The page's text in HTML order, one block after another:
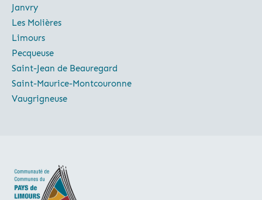
Janvry
Les Molières
Limours
Pecqueuse
Saint-Jean de Beauregard
Saint-Maurice-Montcouronne
Vaugrigneuse